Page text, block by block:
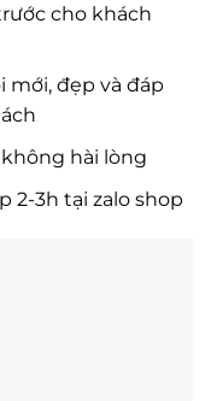
cho khách
mới, đẹp và đáp
hài lòng
2-3h tại zalo shop